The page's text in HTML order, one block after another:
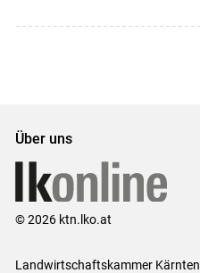
Über uns
© 2026 ktn.lko.at
Landwirtschaftskammer Kärnten